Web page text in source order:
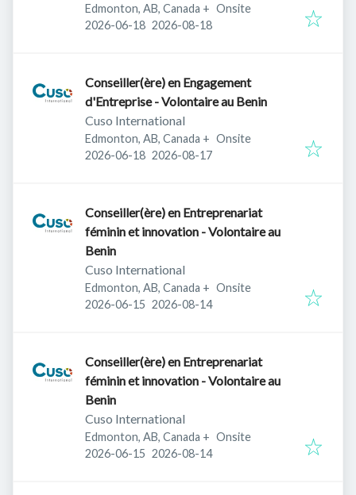
Edmonton, AB, Canada + Onsite
Published:
2026-06-18 Expires:
2026-08-18
Conseiller(ère) en Engagement
d'Entreprise - Volontaire au Benin
Cuso International
Edmonton, AB, Canada + Onsite
Published:
2026-06-18 Expires:
2026-08-17
Conseiller(ère) en Entreprenariat
féminin et innovation - Volontaire au
Benin
Cuso International
Edmonton, AB, Canada + Onsite
Published:
2026-06-15 Expires:
2026-08-14
Conseiller(ère) en Entreprenariat
féminin et innovation - Volontaire au
Benin
Cuso International
Edmonton, AB, Canada + Onsite
Published:
2026-06-15 Expires:
2026-08-14